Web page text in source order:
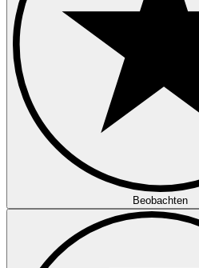
Beobachten